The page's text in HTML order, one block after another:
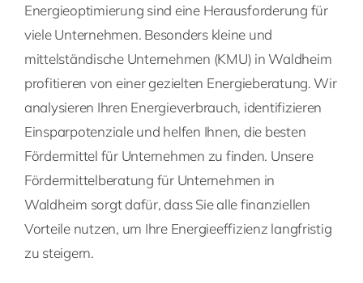
Energieoptimierung sind eine Herausforderung für
viele Unternehmen. Besonders kleine und
mittelständische Unternehmen (KMU) in Waldheim
profitieren von einer gezielten Energieberatung. Wir
analysieren Ihren Energieverbrauch, identifizieren
Einsparpotenziale und helfen Ihnen, die besten
Fördermittel für Unternehmen zu finden. Unsere
Fördermittelberatung für Unternehmen in
Waldheim sorgt dafür, dass Sie alle finanziellen
Vorteile nutzen, um Ihre Energieeffizienz langfristig
zu steigern.